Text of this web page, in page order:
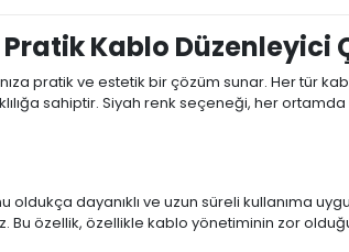
Pratik Kablo Düzenleyici
pratik ve estetik bir çözüm sunar. Her tür
sahiptir. Siyah renk seçeneği, her
dayanıklı ve uzun süreli kullanıma
özellik, özellikle kablo yönetiminin zor